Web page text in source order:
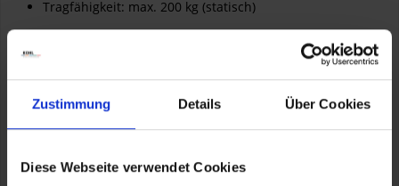
Zustimmung Details Über Cookies
Diese Webseite verwendet Cookies
Tragfähigkeit: max. 200 kg (statisch)